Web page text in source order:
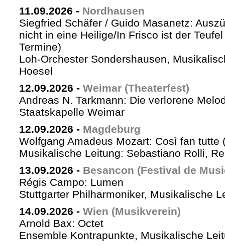
11.09.2026 - Nordhausen
Siegfried Schäfer / Guido Masanetz:
nicht in eine Heilige/In Frisco ist der
Termine)
Loh-Orchester Sondershausen,
Hoesel
12.09.2026 - Weimar (Theaterfest)
Andreas N. Tarkmann: Die verlorene
Staatskapelle Weimar
12.09.2026 - Magdeburg
Wolfgang Amadeus Mozart: Così fan tutte
Musikalische Leitung: Sebastiano Rolli,
13.09.2026 - Besancon (Festival de
Régis Campo: Lumen
Stuttgarter Philharmoniker, Musikalische
14.09.2026 - Wien (Musikverein)
Arnold Bax: Octet
Ensemble Kontrapunkte, Musikalische